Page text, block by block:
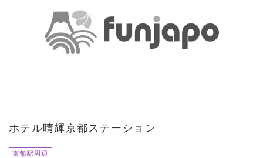
ホテル晴輝京都ステーション
京都駅周辺